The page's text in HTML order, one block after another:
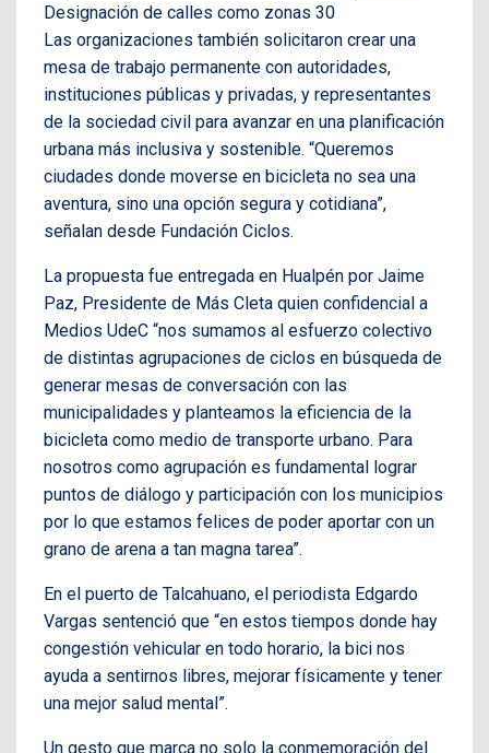
Designación de calles como zonas 30
Las organizaciones también solicitaron crear una
mesa de trabajo permanente con autoridades,
instituciones públicas y privadas, y representantes
de la sociedad civil para avanzar en una planificación
urbana más inclusiva y sostenible. “Queremos
ciudades donde moverse en bicicleta no sea una
aventura, sino una opción segura y cotidiana”,
señalan desde Fundación Ciclos.
La propuesta fue entregada en Hualpén por Jaime
Paz, Presidente de Más Cleta quien confidencial a
Medios UdeC “nos sumamos al esfuerzo colectivo
de distintas agrupaciones de ciclos en búsqueda de
generar mesas de conversación con las
municipalidades y planteamos la eficiencia de la
bicicleta como medio de transporte urbano. Para
nosotros como agrupación es fundamental lograr
puntos de diálogo y participación con los municipios
por lo que estamos felices de poder aportar con un
grano de arena a tan magna tarea”.
En el puerto de Talcahuano, el periodista Edgardo
Vargas sentenció que “en estos tiempos donde hay
congestión vehicular en todo horario, la bici nos
ayuda a sentirnos libres, mejorar físicamente y tener
una mejor salud mental”.
Un gesto que marca no solo la conmemoración del